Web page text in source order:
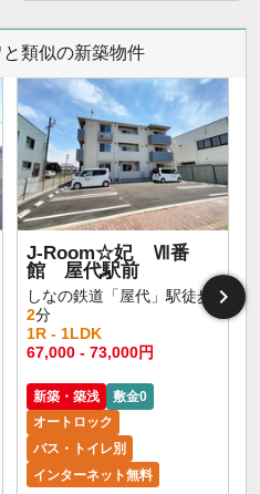
類似の新築物件
J-Room☆妃 Ⅶ番
館 屋代駅前
しなの鉄道「屋代」駅徒歩
2分
1R - 1LDK
67,000 - 73,000円
新築・築浅
敷金0
オートロック
バス・トイレ別
インターネット無料